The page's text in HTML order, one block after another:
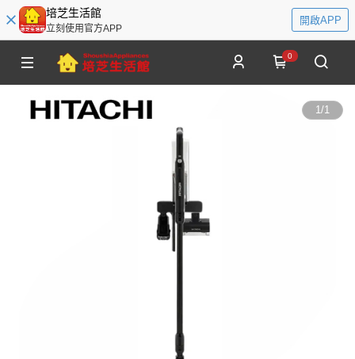
培芝生活館
立刻使用官方APP
開啟APP
0
1/1